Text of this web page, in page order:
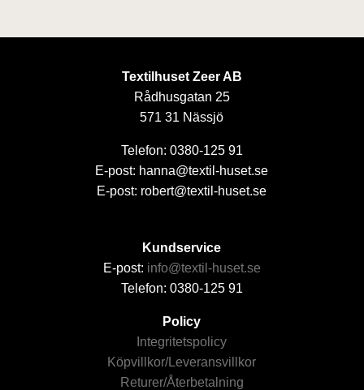
Textilhuset Zeer AB
Rådhusgatan 25
571 31 Nässjö
Telefon: 0380-125 91
E-post: hanna@textil-huset.se
E-post: robert@textil-huset.se
Kundservice
E-post: info@textil-huset.se
Telefon: 0380-125 91
Policy
Integritetspolicy
Köpvillkor/Leveransvillkor
Returer/Återbetalning